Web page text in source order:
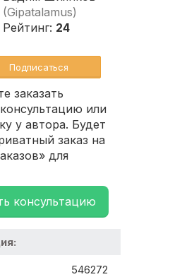
(Gipatalamus)
Рейтинг: 24
Подписаться
заказать
или
у автора. Будет
заказ на
для
консультацию
546272